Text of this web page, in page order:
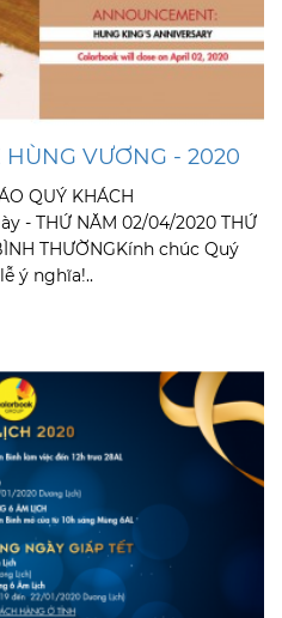
VƯƠNG - 2020
QUÝ KHÁCH
- THỨ NĂM 02/04/2020 THỨ
THƯỜNGKính chúc Quý
ý nghĩa!..